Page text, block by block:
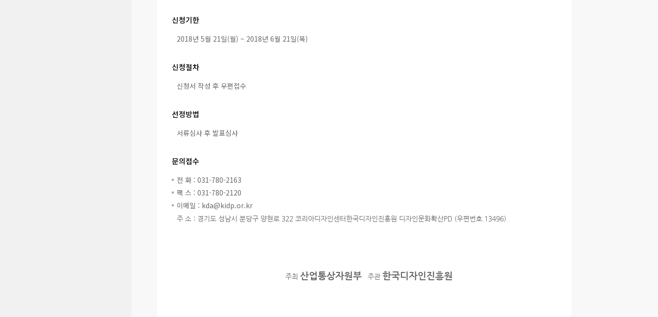
신청기한
2018년 5월 21일(월) ~ 2018년 6월 21일(목)
신청절차
신청서 작성 후 우편접수
선정방법
서류심사 후 발표심사
문의접수
전 화 : 031-780-2163
팩 스 : 031-780-2120
이메일 : kda@kidp.or.kr
주 소 : 경기도 성남시 분당구 양현로 322 코리아디자인센터한국디자인진흥원 디자인문화확산PD (우편번호.13496)
주최 산업통상자원부 주관 한국디자인진흥원